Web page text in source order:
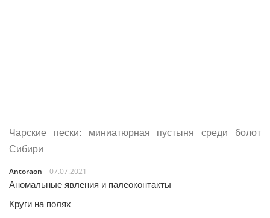
Чарские пески: миниатюрная пустыня среди болот
Сибири
Antoraon
07.07.2021
Аномальные явления и палеоконтакты
Круги на полях